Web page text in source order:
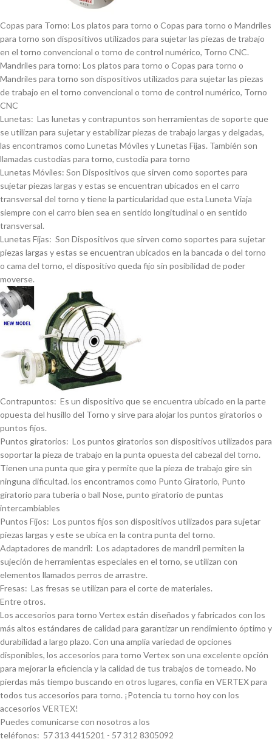
Copas para Torno: Los platos para torno o Copas para torno o Mandriles
para torno son dispositivos utilizados para sujetar las piezas de trabajo
en el torno convencional o torno de control numérico, Torno CNC.
Mandriles para torno: Los platos para torno o Copas para torno o
Mandriles para torno son dispositivos utilizados para sujetar las piezas
de trabajo en el torno convencional o torno de control numérico, Torno
CNC
Lunetas: Las lunetas y contrapuntos son herramientas de soporte que
se utilizan para sujetar y estabilizar piezas de trabajo largas y delgadas,
las encontramos como Lunetas Móviles y Lunetas Fijas. También son
llamadas custodias para torno, custodia para torno
Lunetas Móviles: Son Dispositivos que sirven como soportes para
sujetar piezas largas y estas se encuentran ubicados en el carro
transversal del torno y tiene la particularidad que esta Luneta Viaja
siempre con el carro bien sea en sentido longitudinal o en sentido
transversal.
Lunetas Fijas: Son Dispositivos que sirven como soportes para sujetar
piezas largas y estas se encuentran ubicados en la bancada o del torno
o cama del torno, el dispositivo queda fijo sin posibilidad de poder
moverse.
Contrapuntos: Es un dispositivo que se encuentra ubicado en la parte
opuesta del husillo del Torno y sirve para alojar los puntos giratorios o
puntos fijos.
Puntos giratorios: Los puntos giratorios son dispositivos utilizados para
soportar la pieza de trabajo en la punta opuesta del cabezal del torno.
Tienen una punta que gira y permite que la pieza de trabajo gire sin
ninguna dificultad. los encontramos como Punto Giratorio, Punto
giratorio para tuberí­a o ball Nose, punto giratorio de puntas
intercambiables
Puntos Fijos: Los puntos fijos son dispositivos utilizados para sujetar
piezas largas y este se ubica en la contra punta del torno.
Adaptadores de mandril: Los adaptadores de mandril permiten la
sujeción de herramientas especiales en el torno, se utilizan con
elementos llamados perros de arrastre.
Fresas: Las fresas se utilizan para el corte de materiales.
Entre otros.
Los accesorios para torno Vertex están diseñados y fabricados con los
más altos estándares de calidad para garantizar un rendimiento óptimo y
durabilidad a largo plazo. Con una amplia variedad de opciones
disponibles, los accesorios para torno Vertex son una excelente opción
para mejorar la eficiencia y la calidad de tus trabajos de torneado. No
pierdas más tiempo buscando en otros lugares, confí­a en VERTEX para
todos tus accesorios para torno. ¡Potencia tu torno hoy con los
accesorios VERTEX!
Puedes comunicarse con nosotros a los
teléfonos: 57 313 4415201 - 57 312 8305092